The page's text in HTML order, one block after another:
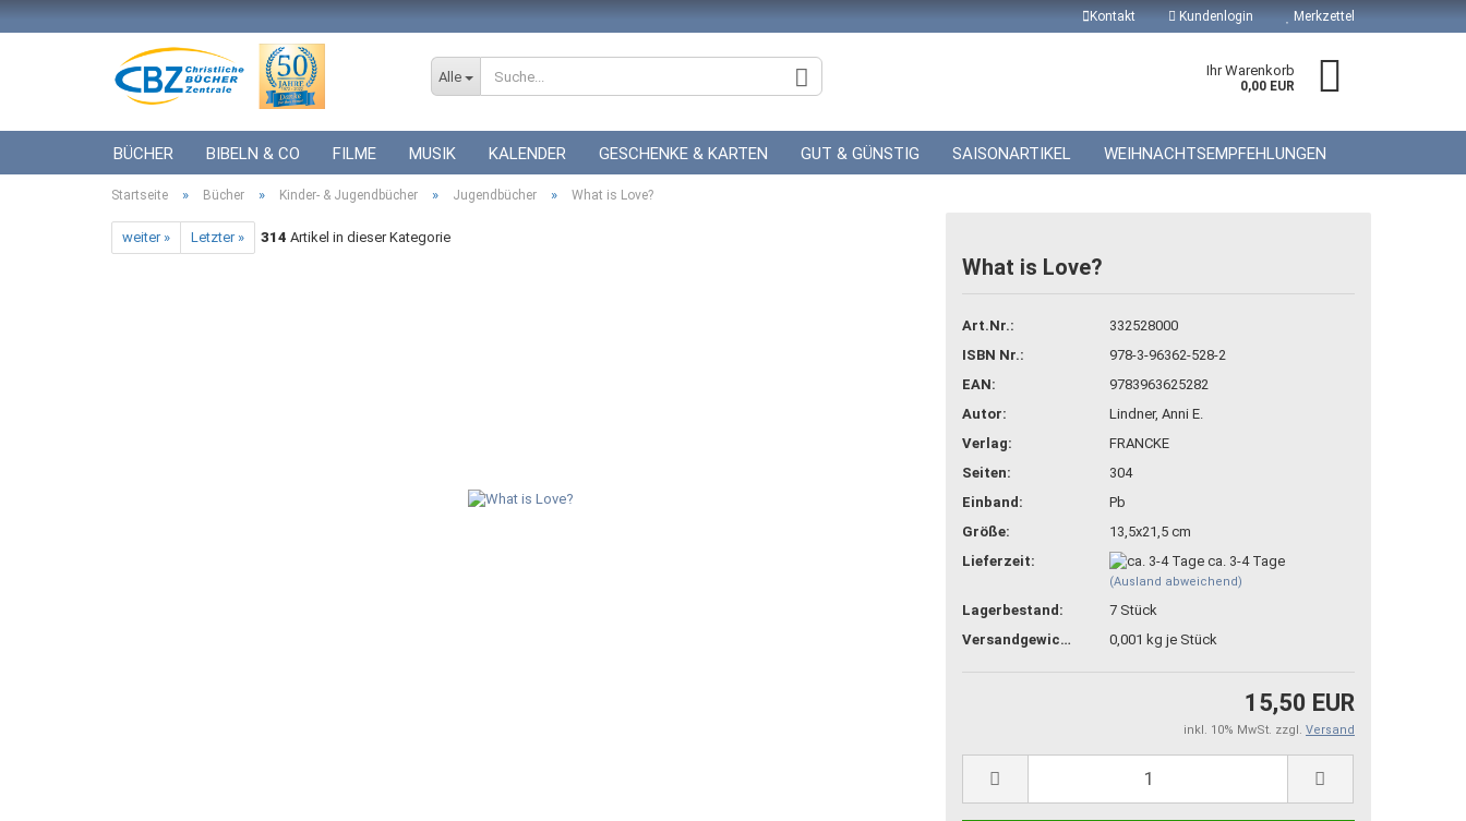
Kontakt Kundenlogin
Konto erstellen
Passwort vergessen?
Merkzettel
Alle Ihr Warenkorb
0,00 EUR
BÜCHER BIBELN & CO FILME MUSIK KALENDER GESCHENKE & KARTEN GUT & GÜNSTIG SAISONARTIKEL WEIHNACHTSEMPFEHLUNGEN
ICF BÜCHER VERSCHIEDENES GESCHENKE ZUR HOCHZEIT GUTSCHEINE
Startseite » Bücher » Kinder- & Jugendbücher » Jugendbücher » What is Love?
weiter » Letzter » 314 Artikel in dieser Kategorie
What is Love?
Art.Nr.:
332528000
ISBN Nr.:
978-3-96362-528-2
EAN:
9783963625282
Autor:
Lindner, Anni E.
Verlag:
FRANCKE
Seiten:
304
Einband:
Pb
Größe:
13,5x21,5 cm
Lieferzeit:
ca. 3-4 Tage
(Ausland abweichend)
Lagerbestand: 7 Stück
Versandgewicht:
0,001 kg je Stück
15,50 EUR
inkl. 10% MwSt. zzgl. Versand